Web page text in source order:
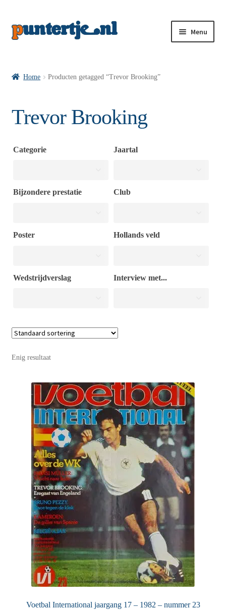
Menu
Home Producten getagged “Trevor Brooking”
Trevor Brooking
Categorie Jaartal
Bijzondere prestatie Club
Poster Hollands veld
Wedstrijdverslag Interview met...
Enig resultaat
Voetbal International jaargang 17 – 1982 – nummer 23